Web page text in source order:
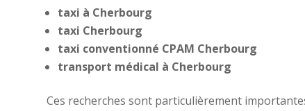
taxi à Cherbourg
taxi Cherbourg
taxi conventionné CPAM Cherbourg
transport médical à Cherbourg
Ces recherches sont particulièrement